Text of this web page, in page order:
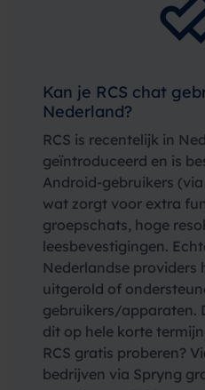
Kan je RCS chat
Nederland?
RCS is recentelijk in
geïntroduceerd en is
Android-gebruikers
wat zorgt voor extra
groepschats, hoge
leesbevestigingen.
Nederlandse providers
uitgerold of
gebruikers/­apparaten.
dit op hele korte
RCS gratis proberen?
bedrijven via Spryng